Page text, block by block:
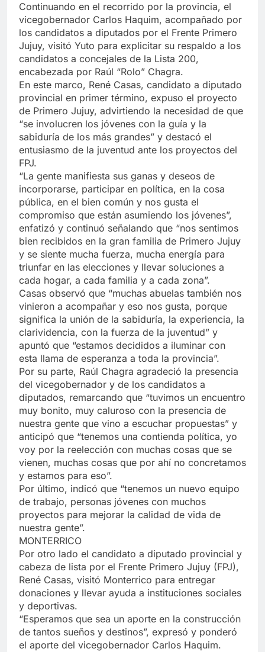
Continuando en el recorrido por la provincia, el
vicegobernador Carlos Haquim, acompañado por
los candidatos a diputados por el Frente Primero
Jujuy, visitó Yuto para explicitar su respaldo a los
candidatos a concejales de la Lista 200,
encabezada por Raúl “Rolo” Chagra.
En este marco, René Casas, candidato a diputado
provincial en primer término, expuso el proyecto
de Primero Jujuy, advirtiendo la necesidad de que
“se involucren los jóvenes con la guía y la
sabiduría de los más grandes” y destacó el
entusiasmo de la juventud ante los proyectos del
FPJ.
“La gente manifiesta sus ganas y deseos de
incorporarse, participar en política, en la cosa
pública, en el bien común y nos gusta el
compromiso que están asumiendo los jóvenes”,
enfatizó y continuó señalando que “nos sentimos
bien recibidos en la gran familia de Primero Jujuy
y se siente mucha fuerza, mucha energía para
triunfar en las elecciones y llevar soluciones a
cada hogar, a cada familia y a cada zona”.
Casas observó que “muchas abuelas también nos
vinieron a acompañar y eso nos gusta, porque
significa la unión de la sabiduría, la experiencia, la
clarividencia, con la fuerza de la juventud” y
apuntó que “estamos decididos a iluminar con
esta llama de esperanza a toda la provincia”.
Por su parte, Raúl Chagra agradeció la presencia
del vicegobernador y de los candidatos a
diputados, remarcando que “tuvimos un encuentro
muy bonito, muy caluroso con la presencia de
nuestra gente que vino a escuchar propuestas” y
anticipó que “tenemos una contienda política, yo
voy por la reelección con muchas cosas que se
vienen, muchas cosas que por ahí no concretamos
y estamos para eso”.
Por último, indicó que “tenemos un nuevo equipo
de trabajo, personas jóvenes con muchos
proyectos para mejorar la calidad de vida de
nuestra gente”.
MONTERRICO
Por otro lado el candidato a diputado provincial y
cabeza de lista por el Frente Primero Jujuy (FPJ),
René Casas, visitó Monterrico para entregar
donaciones y llevar ayuda a instituciones sociales
y deportivas.
“Esperamos que sea un aporte en la construcción
de tantos sueños y destinos”, expresó y ponderó
el aporte del vicegobernador Carlos Haquim.